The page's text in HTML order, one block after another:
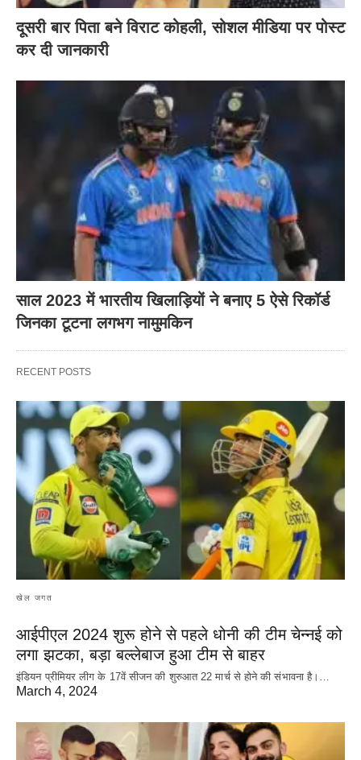
दूसरी बार‌ पिता बने विराट कोहली, सोशल मीडिया पर पोस्ट
कर दी‌ जानकारी
साल 2023 में भारतीय खिलाड़ियों ने बनाए 5 ऐसे रिकॉर्ड
जिनका टूटना लगभग नामुमकिन
RECENT POSTS
खेल जगत
आईपीएल 2024 शुरू होने से पहले धोनी की टीम चेन्नई को
लगा झटका, बड़ा बल्लेबाज हुआ टीम से बाहर
इंडियन प्रीमियर लीग के 17वें सीजन की शुरुआत 22 मार्च से होने की संभावना है।…
March 4, 2024